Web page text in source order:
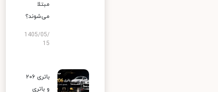
مبتلا
می‌شوند؟
1405/05/
15
باتری ۲۰۶
و باتری